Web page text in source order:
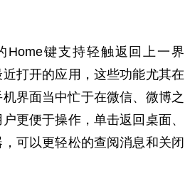
Home键支持轻触返回上一界
打开的应用，这些功能尤其在
界面当中忙于在微信、微博之
更便于操作，单击返回桌面、
可以更轻松的查阅消息和关闭